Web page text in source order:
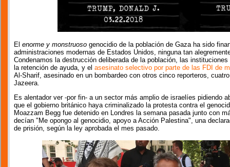
El enorme y monstruoso genocidio de la población de Gaza ha sido
administraciones modernas de Estados Unidos, ninguna tan
Condenamos la destrucción deliberada de la población, las
la retención de ayuda, y el asesinato selectivo por parte de las FDI de
Al-Sharif, asesinado en un bombardeo con otros cinco reporteros,
Jazeera.
Es alentador ver -por fin- a un sector más amplio de israelíes pidiendo
que el gobierno británico haya criminalizado la protesta contra el
Moazzam Begg fue detenido en Londres la semana pasada junto con
decían "Me opongo al genocidio, apoyo a Acción Palestina", una
de prisión, según la ley aprobada el mes pasado.